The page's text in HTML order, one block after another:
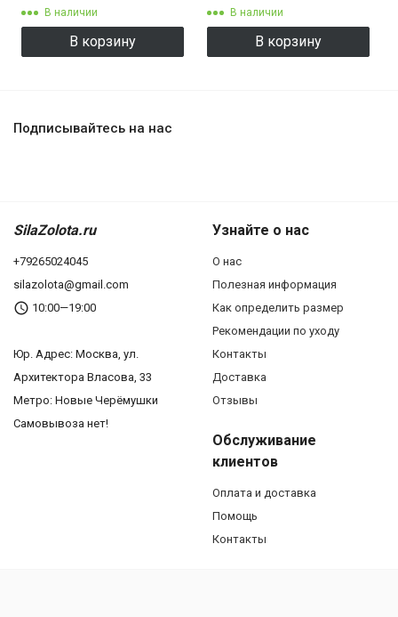
В наличии
В корзину
В наличии
В корзину
Подписывайтесь на нас
SilaZolota.ru
+79265024045
silazolota@gmail.com
10:00—19:00
Юр. Адреc: Москва, ул.
Архитектора Власова, 33
Метро: Новые Черёмушки
Самовывоза нет!
Узнайте о нас
О нас
Полезная информация
Как определить размер
Рекомендации по уходу
Контакты
Доставка
Отзывы
Обслуживание
клиентов
Оплата и доставка
Помощь
Контакты